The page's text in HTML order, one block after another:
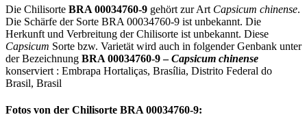
Die Chilisorte BRA 00034760-9 gehört zur Art Capsicum chinense.
Die Schärfe der Sorte BRA 00034760-9 ist unbekannt. Die
Herkunft und Verbreitung der Chilisorte ist unbekannt. Diese
Capsicum Sorte bzw. Varietät wird auch in folgender Genbank unter
der Bezeichnung BRA 00034760-9 –Capsicum chinense
konserviert : Embrapa Hortaliças, Brasília, Distrito Federal do
Brasil, Brasil
Fotos von der Chilisorte BRA 00034760-9: